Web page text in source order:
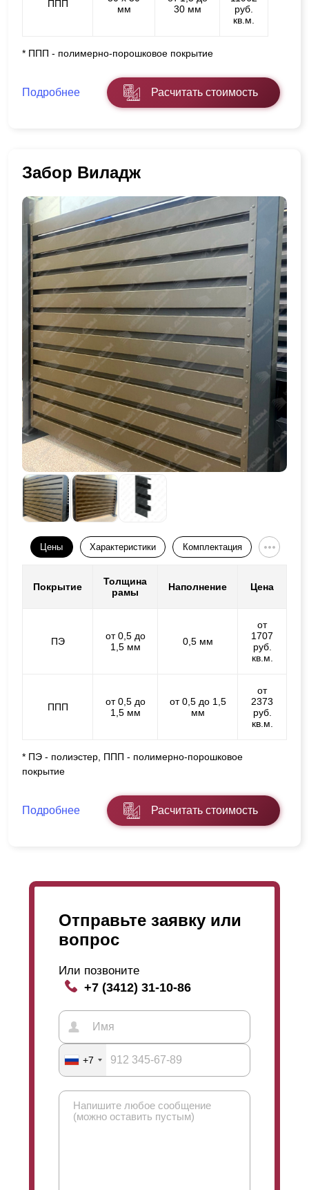
ППП
мм
30 мм
руб.
кв.м.
* ППП - полимерно-порошковое покрытие
Подробнее Расчитать стоимость
Забор Виладж
Цены Характеристики Комплектация
Покрытие
Толщина
рамы
Наполнение Цена
ПЭ
от 0,5 до
1,5 мм
0,5 мм
от
1707
руб.
кв.м.
ППП
от 0,5 до
1,5 мм
от 0,5 до 1,5
мм
от
2373
руб.
кв.м.
* ПЭ - полиэстер, ППП - полимерно-порошковое
покрытие
Подробнее Расчитать стоимость
Отправьте заявку или
вопрос
Или позвоните
+7 (3412) 31-10-86
+7